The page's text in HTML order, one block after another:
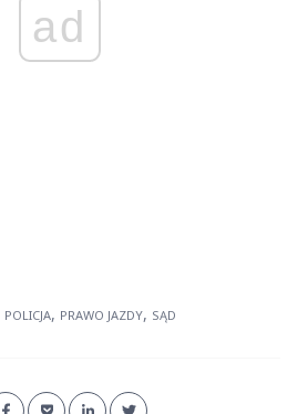
ad
POLICJA, PRAWO JAZDY, SĄD